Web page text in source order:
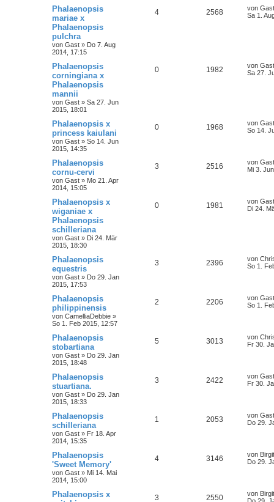
Phalaenopsis
mariae x
Phalaenopsis
pulchra
von Gast » Do 7. Aug
2014, 17:15
4 2568 von Gast
Sa 1.
Phalaenopsis
corningiana x
Phalaenopsis
mannii
von Gast » Sa 27. Jun
2015, 18:01
0 1982 von Gast
Sa 27.
Phalaenopsis x
princess kaiulani
von Gast » So 14. Jun
2015, 14:35
0 1968 von Gast
So 14.
Phalaenopsis
cornu-cervi
von Gast » Mo 21. Apr
2014, 15:05
3 2516 von Gast
Mi 3.
Phalaenopsis x
wiganiae x
Phalaenopsis
schilleriana
von Gast » Di 24. Mär
2015, 18:30
0 1981 von Gast
Di 24.
Phalaenopsis
equestris
von Gast » Do 29. Jan
2015, 17:53
3 2396 von
So 1.
Phalaenopsis
philippinensis
von CamelliaDebbie »
So 1. Feb 2015, 12:57
2 2206 von Gast
So 1.
Phalaenopsis
stobartiana
von Gast » Do 29. Jan
2015, 18:48
5 3013 von
Fr 30.
Phalaenopsis
stuartiana.
von Gast » Do 29. Jan
2015, 18:33
3 2422 von Gast
Fr 30.
Phalaenopsis
schilleriana
von Gast » Fr 18. Apr
2014, 15:35
1 2053 von Gast
Do 29.
Phalaenopsis
'Sweet Memory'
von Gast » Mi 14. Mai
2014, 15:00
4 3146 von
Do 29.
Phalaenopsis x
3 2550 von